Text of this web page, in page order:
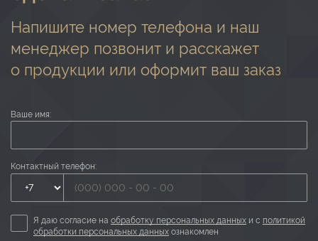
Напишите номер телефона и наш
менеджер позвонит и расскажет
о продукции или оформит ваш заказ
Ваше имя:
Контактный телефон:
Я даю согласие на обработку персональных данных и с политикой
обработки персональных данных ознакомлен